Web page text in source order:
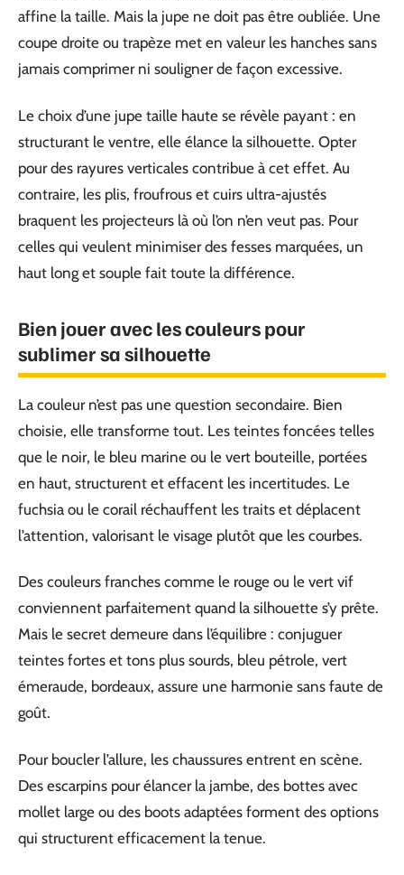
affine la taille. Mais la jupe ne doit pas être oubliée. Une
coupe droite ou trapèze met en valeur les hanches sans
jamais comprimer ni souligner de façon excessive.
Le choix d’une jupe taille haute se révèle payant : en
structurant le ventre, elle élance la silhouette. Opter
pour des rayures verticales contribue à cet effet. Au
contraire, les plis, froufrous et cuirs ultra-ajustés
braquent les projecteurs là où l’on n’en veut pas. Pour
celles qui veulent minimiser des fesses marquées, un
haut long et souple fait toute la différence.
Bien jouer avec les couleurs pour
sublimer sa silhouette
La couleur n’est pas une question secondaire. Bien
choisie, elle transforme tout. Les teintes foncées telles
que le noir, le bleu marine ou le vert bouteille, portées
en haut, structurent et effacent les incertitudes. Le
fuchsia ou le corail réchauffent les traits et déplacent
l’attention, valorisant le visage plutôt que les courbes.
Des couleurs franches comme le rouge ou le vert vif
conviennent parfaitement quand la silhouette s’y prête.
Mais le secret demeure dans l’équilibre : conjuguer
teintes fortes et tons plus sourds, bleu pétrole, vert
émeraude, bordeaux, assure une harmonie sans faute de
goût.
Pour boucler l’allure, les chaussures entrent en scène.
Des escarpins pour élancer la jambe, des bottes avec
mollet large ou des boots adaptées forment des options
qui structurent efficacement la tenue.